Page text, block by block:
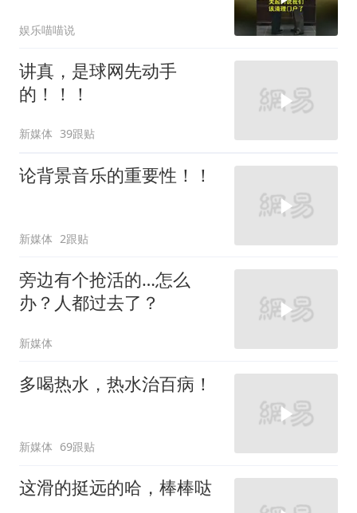
娱乐喵喵说
讲真，是球网先动手
的！！！
新媒体 39跟贴
论背景音乐的重要性！！
新媒体 2跟贴
旁边有个抢活的…怎么
办？人都过去了？
新媒体
多喝热水，热水治百病！
新媒体 69跟贴
这滑的挺远的哈，棒棒哒